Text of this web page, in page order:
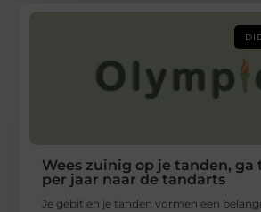
Wees zuinig op je tanden, ga
per jaar naar de tandarts
Je gebit en je tanden vormen een